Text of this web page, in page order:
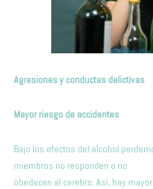
Agresiones y conductas delictivas
Mayor riesgo de accidentes
Bajo los efectos del alcohol
miembros no responden o no
obedecen al cerebro. Así, hay